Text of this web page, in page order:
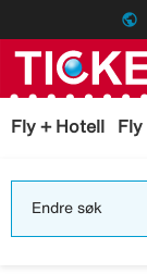
public
Fly + Hotell Fly
Endre søk